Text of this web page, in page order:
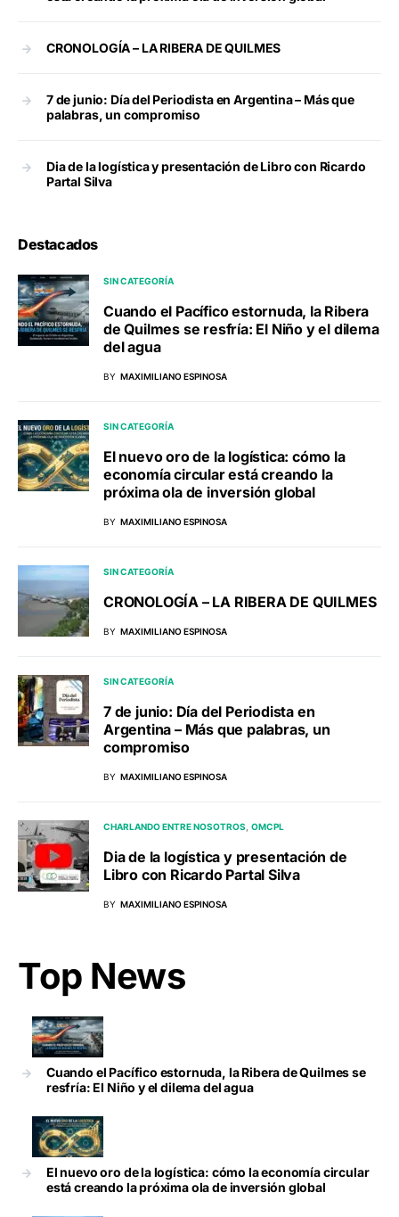
CRONOLOGÍA – LA RIBERA DE QUILMES
7 de junio: Día del Periodista en Argentina – Más que
palabras, un compromiso
Dia de la logística y presentación de Libro con Ricardo
Partal Silva
Destacados
SIN CATEGORÍA
Cuando el Pacífico estornuda, la Ribera
de Quilmes se resfría: El Niño y el dilema
del agua
BY MAXIMILIANO ESPINOSA
SIN CATEGORÍA
El nuevo oro de la logística: cómo la
economía circular está creando la
próxima ola de inversión global
BY MAXIMILIANO ESPINOSA
SIN CATEGORÍA
CRONOLOGÍA – LA RIBERA DE QUILMES
BY MAXIMILIANO ESPINOSA
SIN CATEGORÍA
7 de junio: Día del Periodista en
Argentina – Más que palabras, un
compromiso
BY MAXIMILIANO ESPINOSA
CHARLANDO ENTRE NOSOTROS OMCPL
Dia de la logística y presentación de
Libro con Ricardo Partal Silva
BY MAXIMILIANO ESPINOSA
Top News
Cuando el Pacífico estornuda, la Ribera de Quilmes se
resfría: El Niño y el dilema del agua
El nuevo oro de la logística: cómo la economía circular
está creando la próxima ola de inversión global